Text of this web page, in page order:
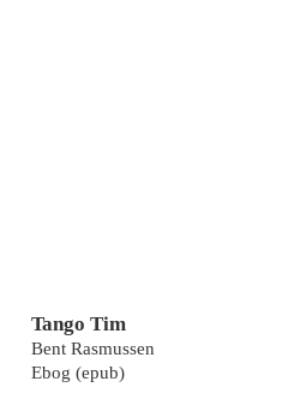
Tango Tim
Bent Rasmussen
Ebog (epub)